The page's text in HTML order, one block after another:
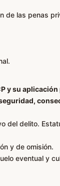
de las penas
y su
del delito.
y de omisión.
eventual y